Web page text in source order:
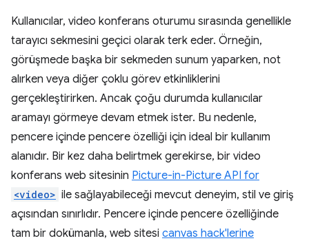
Kullanıcılar, video konferans oturumu sırasında genellikle
tarayıcı sekmesini geçici olarak terk eder. Örneğin,
görüşmede başka bir sekmeden sunum yaparken, not
alırken veya diğer çoklu görev etkinliklerini
gerçekleştirirken. Ancak çoğu durumda kullanıcılar
aramayı görmeye devam etmek ister. Bu nedenle,
pencere içinde pencere özelliği için ideal bir kullanım
alanıdır. Bir kez daha belirtmek gerekirse, bir video
konferans web sitesinin Picture-in-Picture API for
<video> ile sağlayabileceği mevcut deneyim, stil ve giriş
açısından sınırlıdır. Pencere içinde pencere özelliğinde
tam bir dokümanla, web sitesi canvas hack'lerine